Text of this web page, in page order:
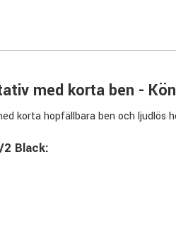
med korta ben -
korta hopfällbara ben och ljudlös
Black:
i zink